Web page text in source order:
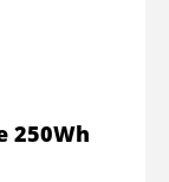
250Wh